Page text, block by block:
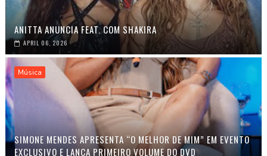
ANITTA ANUNCIA FEAT. COM SHAKIRA
APRIL 06, 2026
Música
SIMONE MENDES APRESENTA “O MELHOR DE MIM” EM EVENTO
EXCLUSIVO E LANÇA PRIMEIRO VOLUME DO DVD